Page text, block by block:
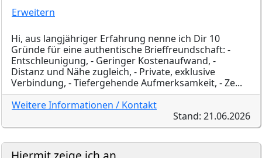
Erweitern
Hi, aus langjähriger Erfahrung nenne ich Dir 10
Gründe für eine authentische Brieffreundschaft: -
Entschleunigung, - Geringer Kostenaufwand, -
Distanz und Nähe zugleich, - Private, exklusive
Verbindung, - Tiefergehende Aufmerksamkeit, - Ze...
Weitere Informationen / Kontakt
Stand: 21.06.2026